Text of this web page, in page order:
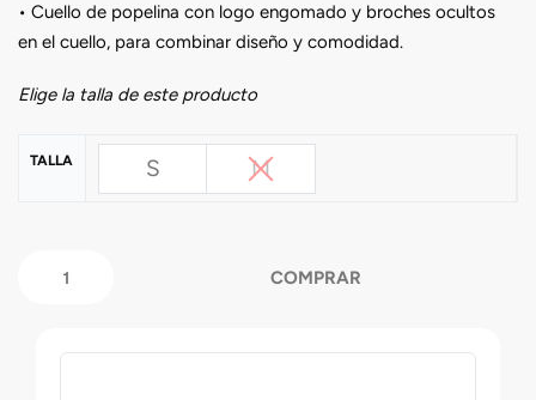
• Cuello de popelina con logo engomado y broches ocultos
en el cuello, para combinar diseño y comodidad.
Elige la talla de este producto
TALLA S M
COMPRAR